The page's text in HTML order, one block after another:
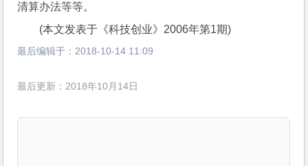
清算办法等等。
(本文发表于《科技创业》2006年第1期)
最后编辑于： 2018-10-14 11:09
最后更新：2018年10月14日